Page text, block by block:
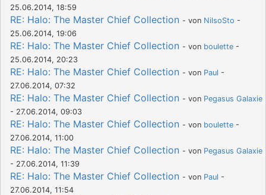
25.06.2014, 18:59
RE: Halo: The Master Chief Collection - von NilsoSto -
25.06.2014, 19:06
RE: Halo: The Master Chief Collection - von boulette -
25.06.2014, 20:23
RE: Halo: The Master Chief Collection - von Paul -
27.06.2014, 07:32
RE: Halo: The Master Chief Collection - von Pegasus Galaxie
- 27.06.2014, 09:03
RE: Halo: The Master Chief Collection - von boulette -
27.06.2014, 11:00
RE: Halo: The Master Chief Collection - von Pegasus Galaxie
- 27.06.2014, 11:39
RE: Halo: The Master Chief Collection - von Paul -
27.06.2014, 11:54